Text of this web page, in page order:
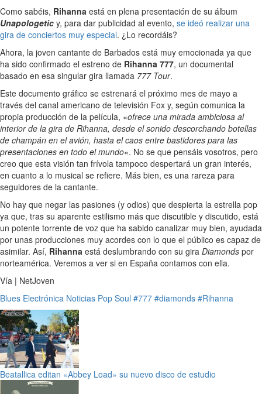
Como sabéis, Rihanna está en plena presentación de su álbum
Unapologetic y, para dar publicidad al evento, se ideó realizar una
gira de conciertos muy especial. ¿Lo recordáis?
Ahora, la joven cantante de Barbados está muy emocionada ya que
ha sido confirmado el estreno de Rihanna 777, un documental
basado en esa singular gira llamada 777 Tour.
Este documento gráfico se estrenará el próximo mes de mayo a
través del canal americano de televisión Fox y, según comunica la
propia producción de la película, «ofrece una mirada ambiciosa al
interior de la gira de Rihanna, desde el sonido descorchando botellas
de champán en el avión, hasta el caos entre bastidores para las
presentaciones en todo el mundo«. No se que pensáis vosotros, pero
creo que esta visión tan frívola tampoco despertará un gran interés,
en cuanto a lo musical se refiere. Más bien, es una rareza para
seguidores de la cantante.
No hay que negar las pasiones (y odios) que despierta la estrella pop
ya que, tras su aparente estilismo más que discutible y discutido, está
un potente torrente de voz que ha sabido canalizar muy bien, ayudada
por unas producciones muy acordes con lo que el público es capaz de
asimilar. Así, Rihanna está deslumbrando con su gira Diamonds por
norteamérica. Veremos a ver si en España contamos con ella.
Vía | NetJoven
Blues Electrónica Noticias Pop Soul #777 #diamonds #Rihanna
Beatallica editan «Abbey Load» su nuevo disco de estudio